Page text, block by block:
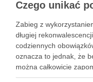
Zabieg z
długiej
codziennych
oznacza to jednak, że
można całkowicie
Pierwsze godziny i dni